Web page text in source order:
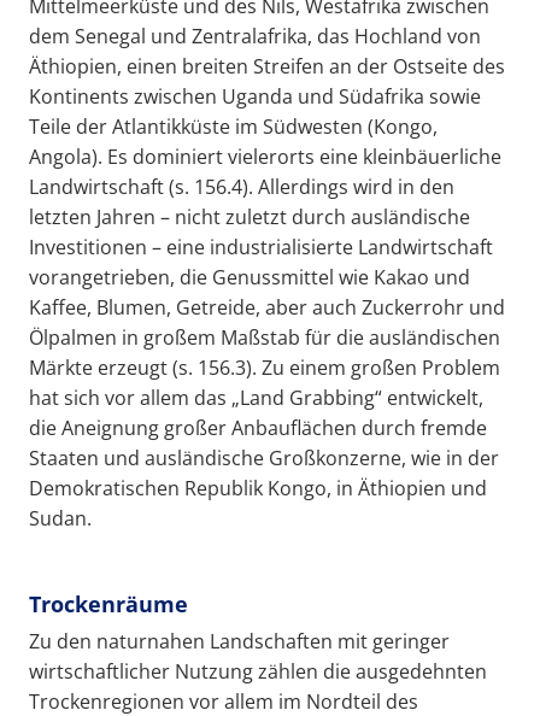
Mittelmeerküste und des Nils, Westafrika zwischen
dem Senegal und Zentralafrika, das Hochland von
Äthiopien, einen breiten Streifen an der Ostseite des
Kontinents zwischen Uganda und Südafrika sowie
Teile der Atlantikküste im Südwesten (Kongo,
Angola). Es dominiert vielerorts eine kleinbäuerliche
Landwirtschaft (s. 156.4). Allerdings wird in den
letzten Jahren – nicht zuletzt durch ausländische
Investitionen – eine industrialisierte Landwirtschaft
vorangetrieben, die Genussmittel wie Kakao und
Kaffee, Blumen, Getreide, aber auch Zuckerrohr und
Ölpalmen in großem Maßstab für die ausländischen
Märkte erzeugt (s. 156.3). Zu einem großen Problem
hat sich vor allem das „Land Grabbing“ entwickelt,
die Aneignung großer Anbauflächen durch fremde
Staaten und ausländische Großkonzerne, wie in der
Demokratischen Republik Kongo, in Äthiopien und
Sudan.
Trockenräume
Zu den naturnahen Landschaften mit geringer
wirtschaftlicher Nutzung zählen die ausgedehnten
Trockenregionen vor allem im Nordteil des